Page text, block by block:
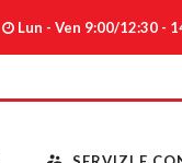
Lun - Ven 9:00/12:30 -